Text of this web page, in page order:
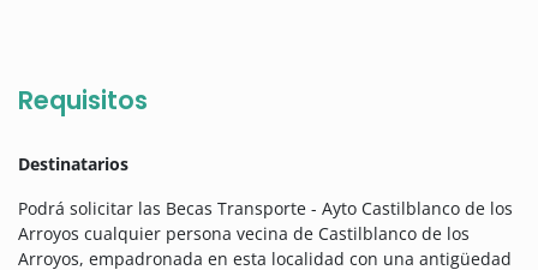
Requisitos
Destinatarios
Podrá solicitar las Becas Transporte - Ayto Castilblanco de los
Arroyos cualquier persona vecina de Castilblanco de los
Arroyos, empadronada en esta localidad con una antigüedad